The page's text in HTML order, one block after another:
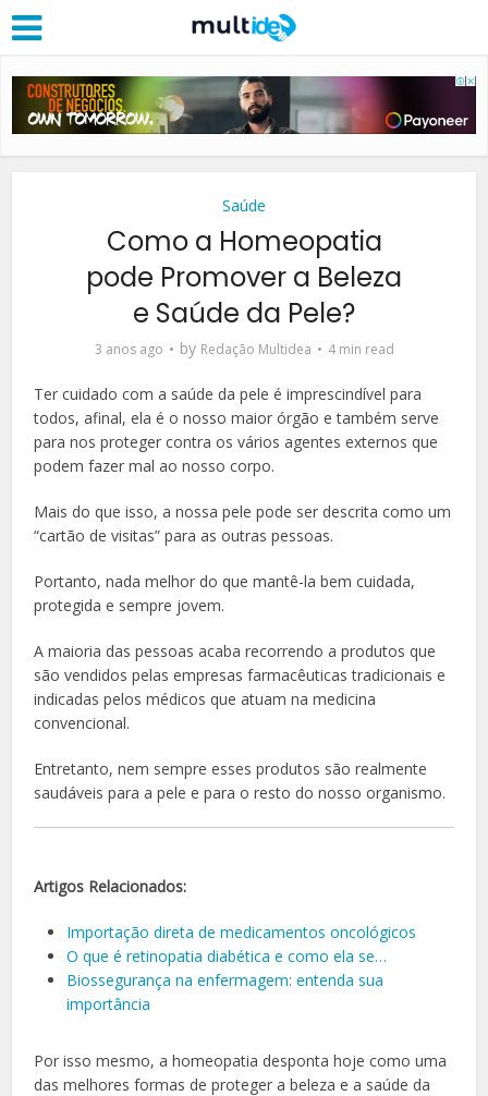
Saúde
Como a Homeopatia
pode Promover a Beleza
e Saúde da Pele?
3 anos ago by Redação Multidea 4 min read
Ter cuidado com a saúde da pele é imprescindível para
todos, afinal, ela é o nosso maior órgão e também serve
para nos proteger contra os vários agentes externos que
podem fazer mal ao nosso corpo.
Mais do que isso, a nossa pele pode ser descrita como um
“cartão de visitas” para as outras pessoas.
Portanto, nada melhor do que mantê-la bem cuidada,
protegida e sempre jovem.
A maioria das pessoas acaba recorrendo a produtos que
são vendidos pelas empresas farmacêuticas tradicionais e
indicadas pelos médicos que atuam na medicina
convencional.
Entretanto, nem sempre esses produtos são realmente
saudáveis para a pele e para o resto do nosso organismo.
Artigos Relacionados:
Importação direta de medicamentos oncológicos
O que é retinopatia diabética e como ela se…
Biossegurança na enfermagem: entenda sua
importância
Por isso mesmo, a homeopatia desponta hoje como uma
das melhores formas de proteger a beleza e a saúde da